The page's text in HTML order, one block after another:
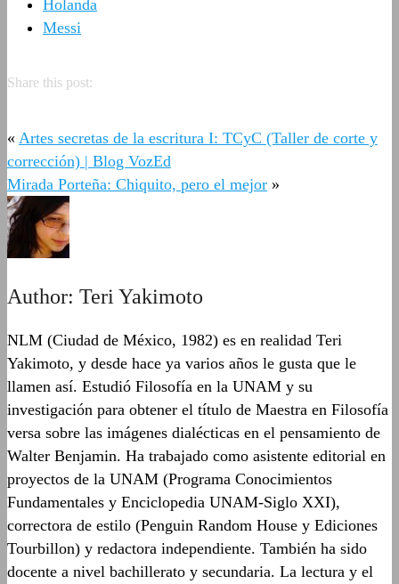
Holanda
Messi
Share this post:
« Artes secretas de la escritura I: TCyC (Taller de corte y
corrección) | Blog VozEd
Mirada Porteña: Chiquito, pero el mejor »
Author: Teri Yakimoto
NLM (Ciudad de México, 1982) es en realidad Teri
Yakimoto, y desde hace ya varios años le gusta que le
llamen así. Estudió Filosofía en la UNAM y su
investigación para obtener el título de Maestra en Filosofía
versa sobre las imágenes dialécticas en el pensamiento de
Walter Benjamin. Ha trabajado como asistente editorial en
proyectos de la UNAM (Programa Conocimientos
Fundamentales y Enciclopedia UNAM-Siglo XXI),
correctora de estilo (Penguin Random House y Ediciones
Tourbillon) y redactora independiente. También ha sido
docente a nivel bachillerato y secundaria. La lectura y el